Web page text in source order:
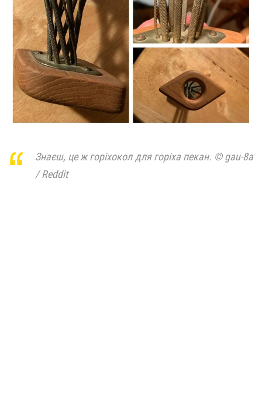
Знаєш, це ж горіхокол для горіха пекан. © gau-8a
/ Reddit